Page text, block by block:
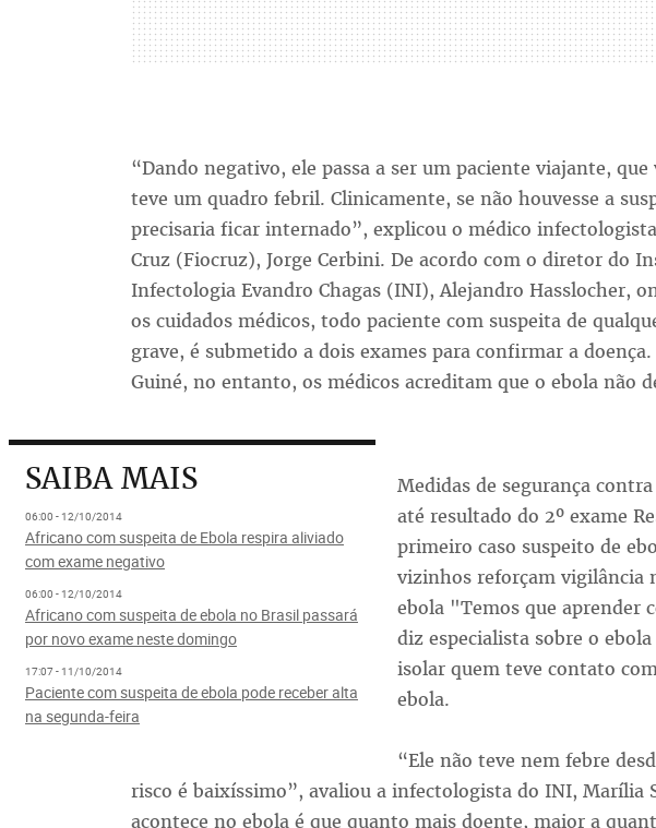
“Dando negativo, ele passa a ser um paciente viajante, que
teve um quadro febril. Clinicamente, se não houvesse a
precisaria ficar internado”, explicou o médico
Cruz (Fiocruz), Jorge Cerbini. De acordo com o diretor do
Infectologia Evandro Chagas (INI), Alejandro Hasslocher,
os cuidados médicos, todo paciente com suspeita de
grave, é submetido a dois exames para confirmar a
Guiné, no entanto, os médicos acreditam que o ebola não
SAIBA MAIS
06:00 - 12/10/2014
Africano com suspeita de Ebola respira aliviado
com exame negativo
06:00 - 12/10/2014
Africano com suspeita de ebola no Brasil passará
por novo exame neste domingo
17:07 - 11/10/2014
Paciente com suspeita de ebola pode receber alta
na segunda-feira
Medidas de segurança
até resultado do 2º exame
primeiro caso suspeito de
vizinhos reforçam vigilância
ebola "Temos que aprender
diz especialista sobre o
isolar quem teve contato
ebola.
“Ele não teve nem febre
risco é baixíssimo”, avaliou a infectologista do INI, Marília
acontece no ebola é que quanto mais doente, maior a